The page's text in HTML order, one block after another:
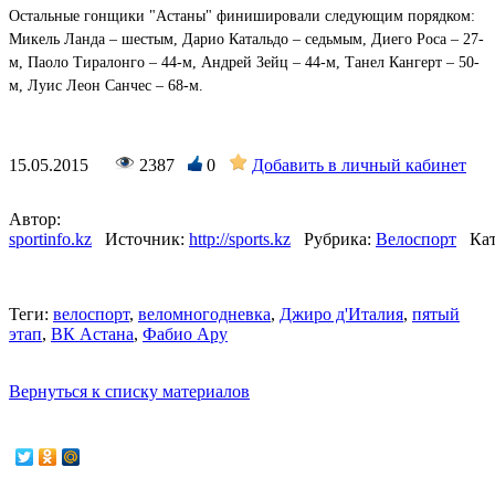
Остальные гонщики "Астаны" финишировали следующим порядком:
Микель Ланда – шестым, Дарио Катальдо – седьмым, Диего Роса – 27-
м, Паоло Тиралонго – 44-м, Андрей Зейц – 44-м, Танел Кангерт – 50-
м, Луис Леон Санчес – 68-м.
15.05.2015 2387 0 Добавить в личный кабинет
Автор:
sportinfo.kz
Источник: http://sports.kz Рубрика: Велоспорт
Теги: велоспорт, веломногодневка, Джиро д'Италия, пятый
этап, ВК Астана, Фабио Ару
Вернуться к списку материалов